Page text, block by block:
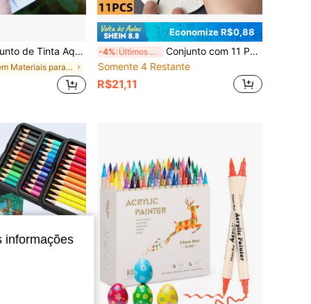
de Cores Opcionais, Conjunto Completo Portátil de Aquarela Sólida, Volta às Aulas
em Materiais para pintura e desenho infantil
Economize R$0,88
-4% Últimos 3 dias
Conjunto com 11 Peças (Inclui Quadro de Desenho + Pincel) - Papel de Quadro Redondo 3D, Papel de Arte e Artesanato de Espuma Expandida, Arte de Papel Divertida, Volta às Aulas
Somente 4 Restante
R$21,11
informações